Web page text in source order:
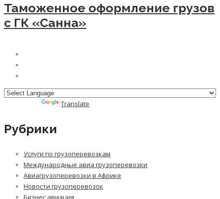
Таможенное оформление грузов
с ГК «Санна»
Translate
Рубрики
Услуги по грузоперевозкам
Международные авиа грузоперевозки
Авиагрузоперевозки в Африке
Новости грузоперевозок
Бизнес авиация